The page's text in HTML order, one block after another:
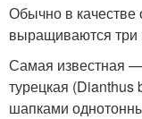
Обычно в качестве
выращиваются три
Самая известная —
турецкая
шапками